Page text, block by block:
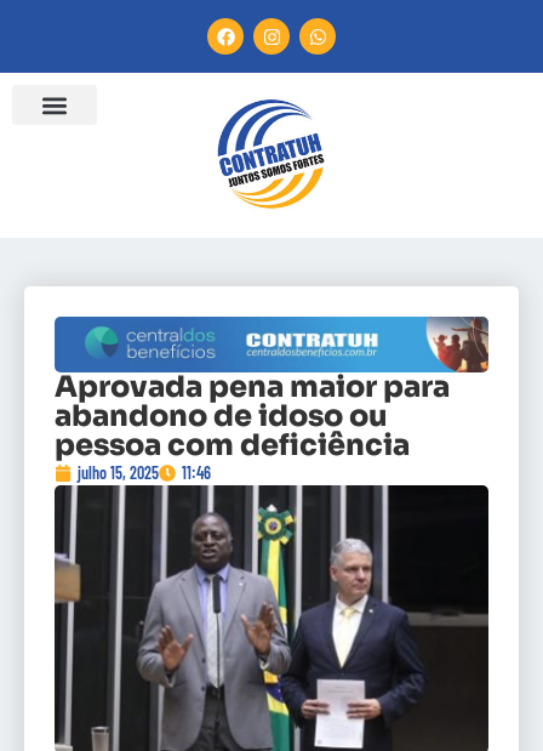
Aprovada pena maior para
abandono de idoso ou
pessoa com deficiência
julho 15, 2025 11:46